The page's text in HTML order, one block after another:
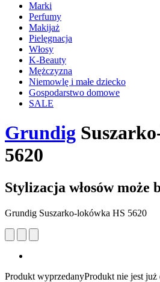
Marki
Perfumy
Makijaż
Pielęgnacja
Włosy
K-Beauty
Mężczyzna
Niemowlę i małe dziecko
Gospodarstwo domowe
SALE
Grundig
5620
Stylizacja włosów może
Grundig Suszarko-lokówka HS 5620
Produkt wyprzedanyProdukt nie jest już